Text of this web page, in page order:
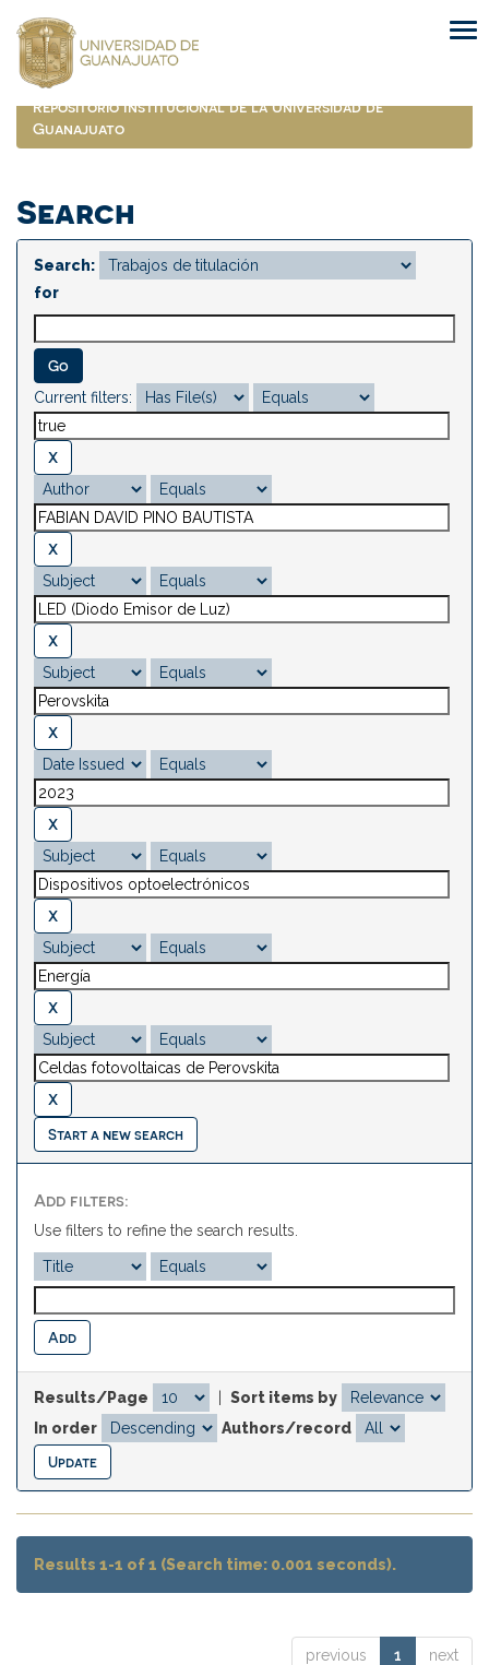
navigation
Repositorio Institucional de la Universidad de
Guanajuato
Search
Search:
for
Current filters:
Start a new search
Add filters:
Use filters to refine the search results.
Results/Page
Sort items by
In order
Authors/record
Results 1-1 of 1 (Search time: 0.001 seconds).
previous 1 next